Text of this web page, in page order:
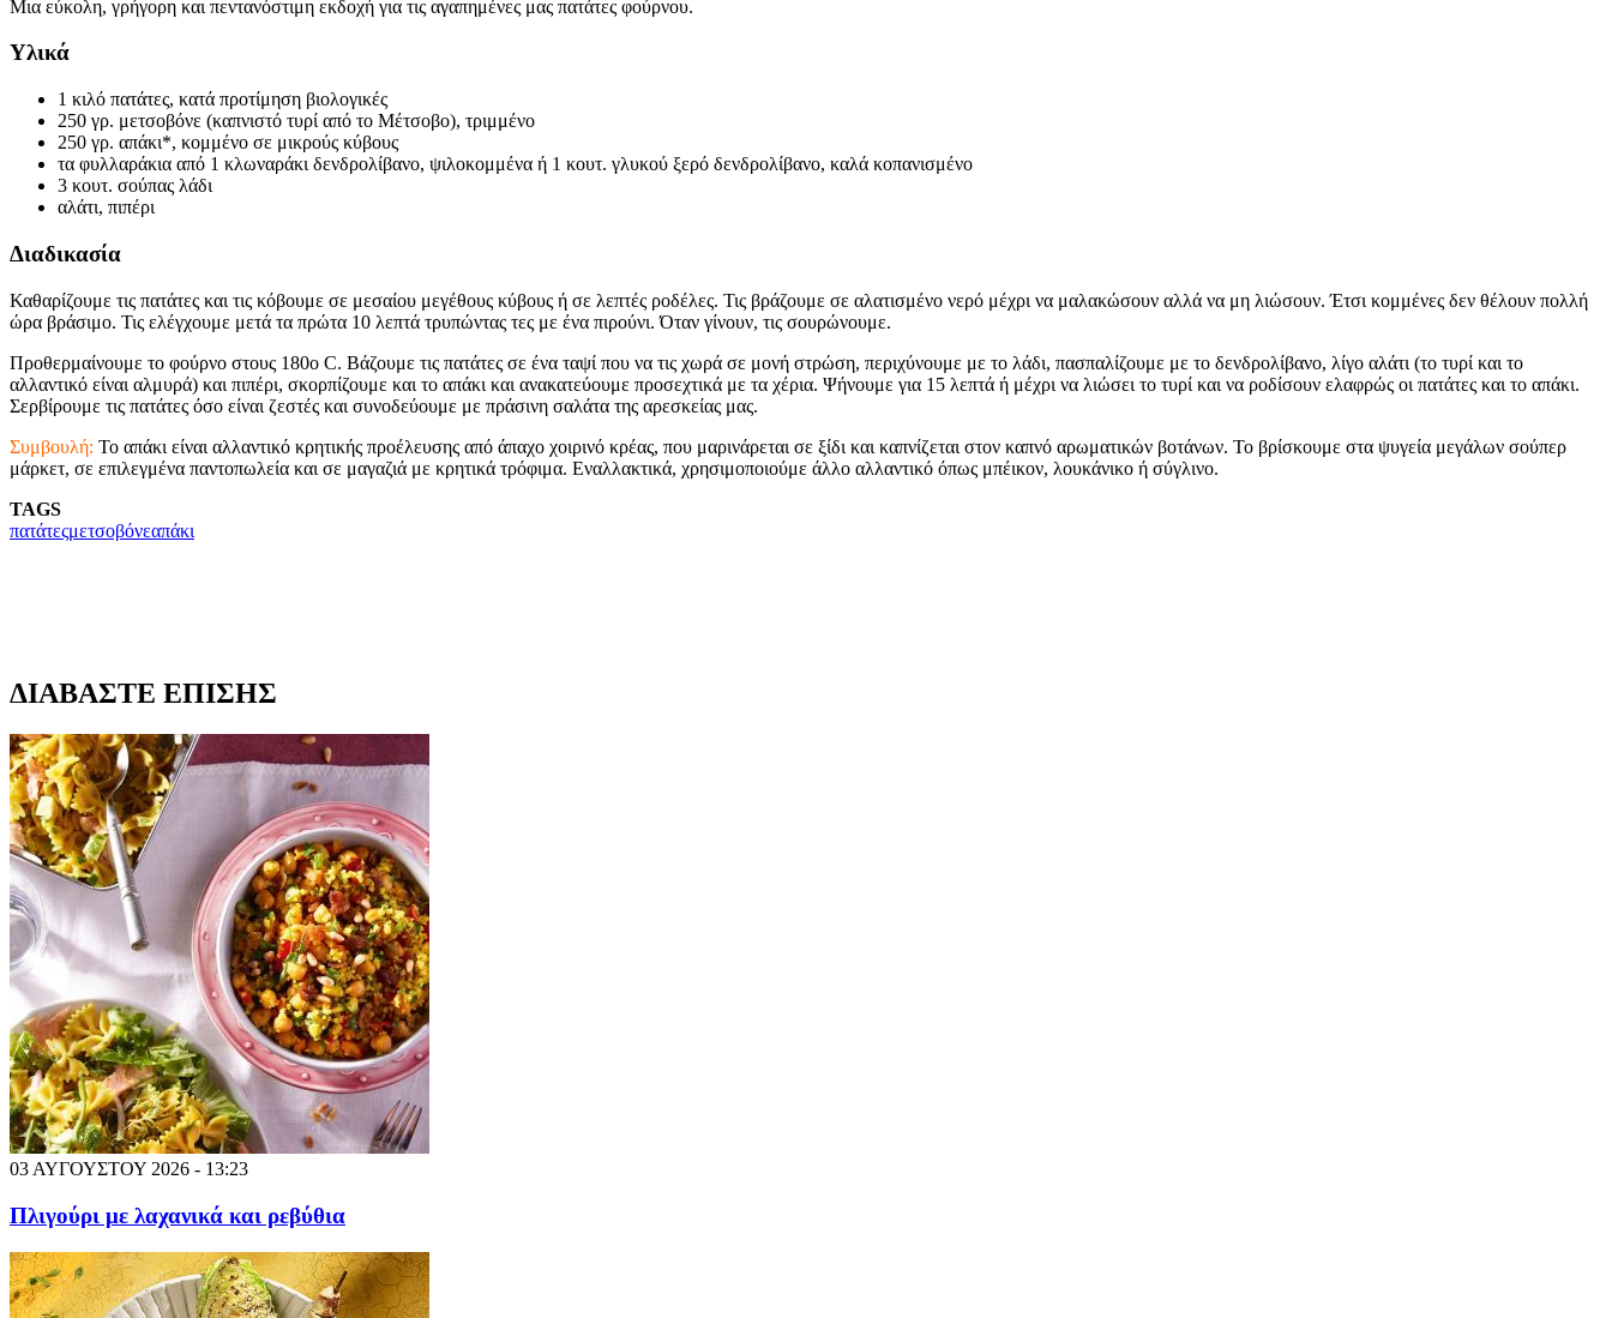
Μια εύκολη, γρήγορη και πεντανόστιμη εκδοχή για τις αγαπημένες μας πατάτες φούρνου.
Υλικά
1 κιλό πατάτες, κατά προτίμηση βιολογικές
250 γρ. μετσοβόνε (καπνιστό τυρί από το Μέτσοβο), τριμμένο
250 γρ. απάκι*, κομμένο σε μικρούς κύβους
τα φυλλαράκια από 1 κλωναράκι δενδρολίβανο, ψιλοκομμένα ή 1 κουτ. γλυκού ξερό δενδρολίβανο, καλά κοπανισμένο
3 κουτ. σούπας λάδι
αλάτι, πιπέρι
Διαδικασία
Καθαρίζουμε τις πατάτες και τις κόβουμε σε μεσαίου μεγέθους κύβους ή σε λεπτές ροδέλες. Τις βράζουμε σε αλατισμένο νερό μέχρι να μαλακώσουν αλλά να μη λιώσουν. Έτσι κομμένες δεν θέλουν πολλή
ώρα βράσιμο. Τις ελέγχουμε μετά τα πρώτα 10 λεπτά τρυπώντας τες με ένα πιρούνι. Όταν γίνουν, τις σουρώνουμε.
Προθερμαίνουμε το φούρνο στους 180ο C. Bάζουμε τις πατάτες σε ένα ταψί που να τις χωρά σε μονή στρώση, περιχύνουμε με το λάδι, πασπαλίζουμε με το δενδρολίβανο, λίγο αλάτι (το τυρί και το
αλλαντικό είναι αλμυρά) και πιπέρι, σκορπίζουμε και το απάκι και ανακατεύουμε προσεχτικά με τα χέρια. Ψήνουμε για 15 λεπτά ή μέχρι να λιώσει το τυρί και να ροδίσουν ελαφρώς οι πατάτες και το απάκι.
Σερβίρουμε τις πατάτες όσο είναι ζεστές και συνοδεύουμε με πράσινη σαλάτα της αρεσκείας μας.
Συμβουλή: Το απάκι είναι αλλαντικό κρητικής προέλευσης από άπαχο χοιρινό κρέας, που μαρινάρεται σε ξίδι και καπνίζεται στον καπνό αρωματικών βοτάνων. Το βρίσκουμε στα ψυγεία μεγάλων σούπερ
μάρκετ, σε επιλεγμένα παντοπωλεία και σε μαγαζιά με κρητικά τρόφιμα. Εναλλακτικά, χρησιμοποιούμε άλλο αλλαντικό όπως μπέικον, λουκάνικο ή σύγλινο.
TAGS
πατάτεςμετσοβόνεαπάκι
ΔΙΑΒΑΣΤΕ ΕΠΙΣΗΣ
03 ΑΥΓΟΥΣΤΟΥ 2026 - 13:23
Πλιγούρι με λαχανικά και ρεβύθια